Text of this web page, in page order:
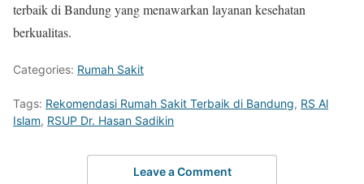
terbaik di Bandung yang menawarkan layanan kesehatan
berkualitas.
Categories: Rumah Sakit
Tags: Rekomendasi Rumah Sakit Terbaik di Bandung, RS Al
Islam, RSUP Dr. Hasan Sadikin
Leave a Comment